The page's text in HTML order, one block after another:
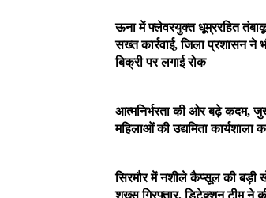
ऊना में फ्लेवरयुक्त धूम्ररहित तंबाकू
सख्त कार्रवाई, जिला प्रशासन ने
बिक्री पर लगाई रोक
आत्मनिर्भरता की ओर बढ़े कदम,
महिलाओं की उद्यमिता कार्यशाला
सिरमौर में नशीले कैप्सूल की
शख्स गिरफ्तार, डिटेक्शन टीम ने की